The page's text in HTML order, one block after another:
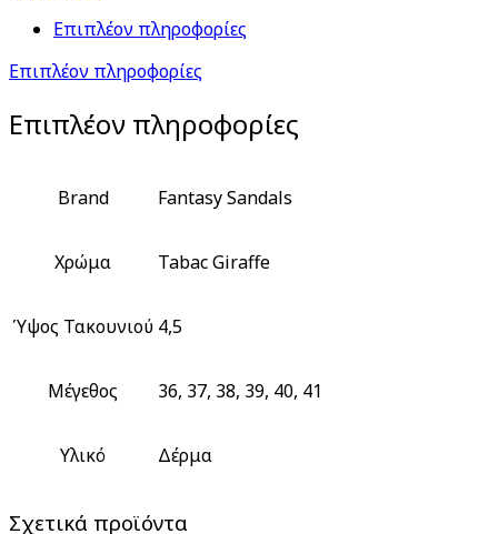
Επιπλέον πληροφορίες
Επιπλέον πληροφορίες
Επιπλέον πληροφορίες
Brand Fantasy Sandals
Χρώμα Tabac Giraffe
Ύψος Τακουνιού 4,5
Μέγεθος 36, 37, 38, 39, 40, 41
Υλικό Δέρμα
Σχετικά προϊόντα